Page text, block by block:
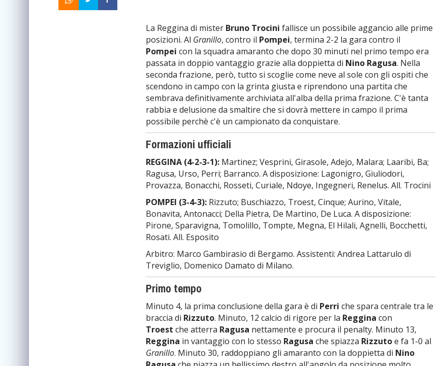
La Reggina di mister Bruno Trocini fallisce un possibile aggancio alle prime
posizioni. Al Granillo, contro il Pompei, termina 2-2 la gara contro il
Pompei con la squadra amaranto che dopo 30 minuti nel primo tempo era
passata in doppio vantaggio grazie alla doppietta di Nino Ragusa. Nella
seconda frazione, però, tutto si scoglie come neve al sole con gli ospiti che
scendono in campo con la grinta giusta e riprendono una partita che
sembrava definitivamente archiviata all'alba della prima frazione. C'è tanta
rabbia e delusione da smaltire che si dovrà mettere in campo il prima
possibile perchè c'è un campionato da conquistare.
Formazioni ufficiali
REGGINA (4-2-3-1): Martinez; Vesprini, Girasole, Adejo, Malara; Laaribi, Ba;
Ragusa, Urso, Perri; Barranco. A disposizione: Lagonigro, Giuliodori,
Provazza, Bonacchi, Rosseti, Curiale, Ndoye, Ingegneri, Renelus. All. Trocini
POMPEI (3-4-3): Rizzuto; Buschiazzo, Troest, Cinque; Aurino, Vitale,
Bonavita, Antonacci; Della Pietra, De Martino, De Luca. A disposizione:
Pirone, Sparavigna, Tomolillo, Tompte, Megna, El Hilali, Agnelli, Bocchetti,
Rosati. All. Esposito
Arbitro: Marco Gambirasio di Bergamo. Assistenti: Andrea Lattarulo di
Treviglio, Domenico Damato di Milano.
Primo tempo
Minuto 4, la prima conclusione della gara è di Perri che spara centrale tra le
braccia di Rizzuto. Minuto, 12 calcio di rigore per la Reggina con
Troest che atterra Ragusa nettamente e procura il penalty. Minuto 13,
Reggina in vantaggio con lo stesso Ragusa che spiazza Rizzutoe fa 1-0 al
Granillo. Minuto 30, raddoppiano gli amaranto con la doppietta di Nino